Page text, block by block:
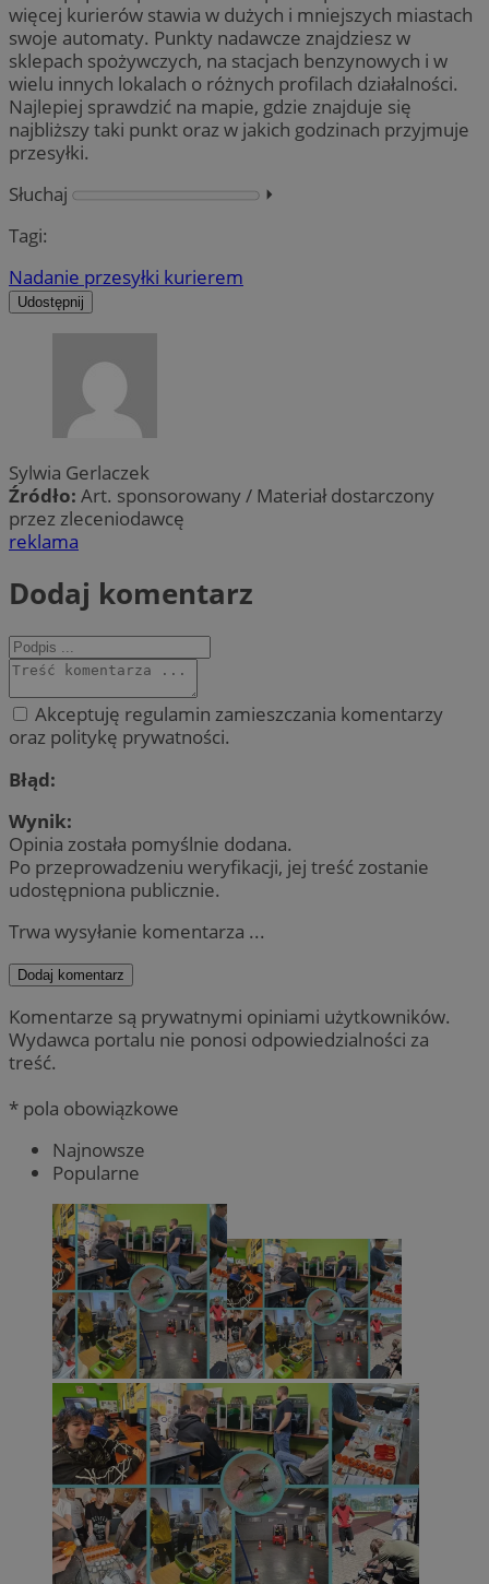
więcej kurierów stawia w dużych i mniejszych miastach
swoje automaty. Punkty nadawcze znajdziesz w
sklepach spożywczych, na stacjach benzynowych i w
wielu innych lokalach o różnych profilach działalności.
Najlepiej sprawdzić na mapie, gdzie znajduje się
najbliższy taki punkt oraz w jakich godzinach przyjmuje
przesyłki.
Słuchaj
⏵︎
Tagi:
Nadanie przesyłki kurierem
Udostępnij
Sylwia Gerlaczek
Źródło: Art. sponsorowany / Materiał dostarczony
przez zleceniodawcę
reklama
Dodaj komentarz
Akceptuję regulamin zamieszczania komentarzy
oraz politykę prywatności.
Błąd:
Wynik:
Opinia została pomyślnie dodana.
Po przeprowadzeniu weryfikacji, jej treść zostanie
udostępniona publicznie.
Trwa wysyłanie komentarza ...
Dodaj komentarz
Komentarze są prywatnymi opiniami użytkowników.
Wydawca portalu nie ponosi odpowiedzialności za
treść.
* pola obowiązkowe
Najnowsze
Popularne